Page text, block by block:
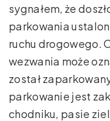
sygnałem, że
parkowania
ruchu drogowego.
wezwania może
został
parkowanie jest
chodniku, pasie